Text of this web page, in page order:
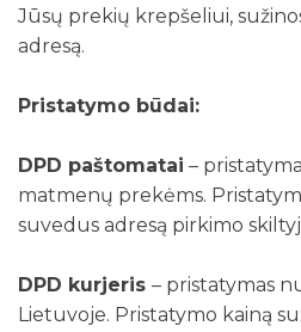
Jūsų prekių krepšeliui,
adresą.
Pristatymo būdai:
DPD paštomatai –
matmenų prekėms.
suvedus adresą pirkimo
DPD kurjeris – pristatymas
Lietuvoje. Pristatymo kainą